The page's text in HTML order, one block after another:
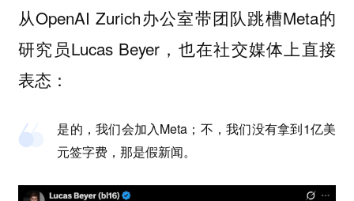
从OpenAI Zurich办公室带团队跳槽Meta的
研究员Lucas Beyer，也在社交媒体上直接
表态：
是的，我们会加入Meta；不，我们没有拿到1亿美
元签字费，那是假新闻。